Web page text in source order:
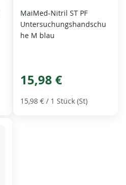
MaiMed-Nitril ST PF
Untersuchungshandschu
he M blau
15,98 €
15,98 € / 1 Stück (St)